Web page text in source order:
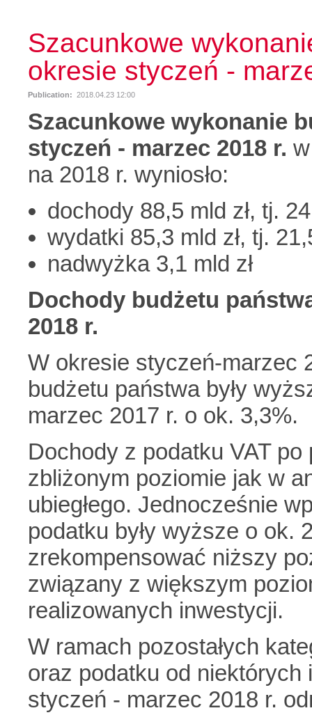
Szacunkowe
okresie styczeń -
Publication: 2018.04.23 12:00
Szacunkowe wykonanie
styczeń - marzec 2018 r.
na 2018 r. wyniosło:
dochody 88,5 mld zł, tj.
wydatki 85,3 mld zł, tj.
nadwyżka 3,1 mld zł
Dochody budżetu
2018 r.
W okresie styczeń-marzec
budżetu państwa były
marzec 2017 r. o ok. 3,3%.
Dochody z podatku VAT
zbliżonym poziomie jak w
ubiegłego. Jednocześnie
podatku były wyższe o ok.
zrekompensować niższy
związany z większym
realizowanych inwestycji.
W ramach pozostałych
oraz podatku od
styczeń - marzec 2018 r.